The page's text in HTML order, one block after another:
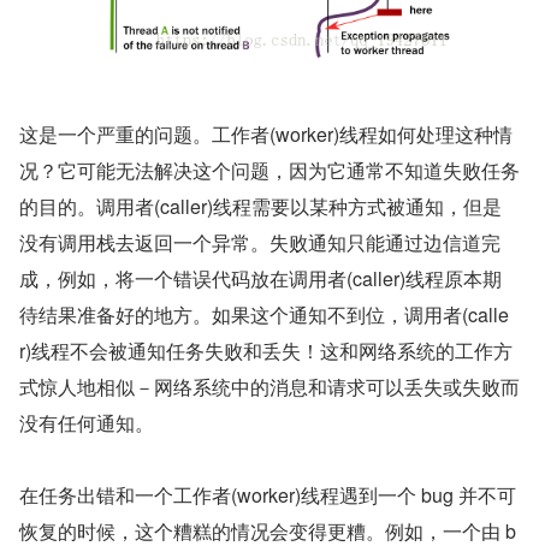
这是一个严重的问题。工作者(worker)线程如何处理这种情
况？它可能无法解决这个问题，因为它通常不知道失败任务
的目的。调用者(caller)线程需要以某种方式被通知，但是
没有调用栈去返回一个异常。失败通知只能通过边信道完
成，例如，将一个错误代码放在调用者(caller)线程原本期
待结果准备好的地方。如果这个通知不到位，调用者(calle
r)线程不会被通知任务失败和丢失！这和网络系统的工作方
式惊人地相似－网络系统中的消息和请求可以丢失或失败而
没有任何通知。
在任务出错和一个工作者(worker)线程遇到一个 bug 并不可
恢复的时候，这个糟糕的情况会变得更糟。例如，一个由 b